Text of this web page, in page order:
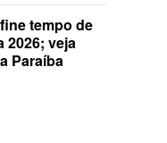
tempo de
2026; veja
Paraíba